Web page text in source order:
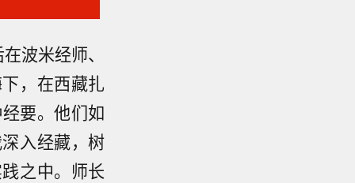
波米经师、
，在西藏扎
要。他们如
入经藏，树
之中。师长